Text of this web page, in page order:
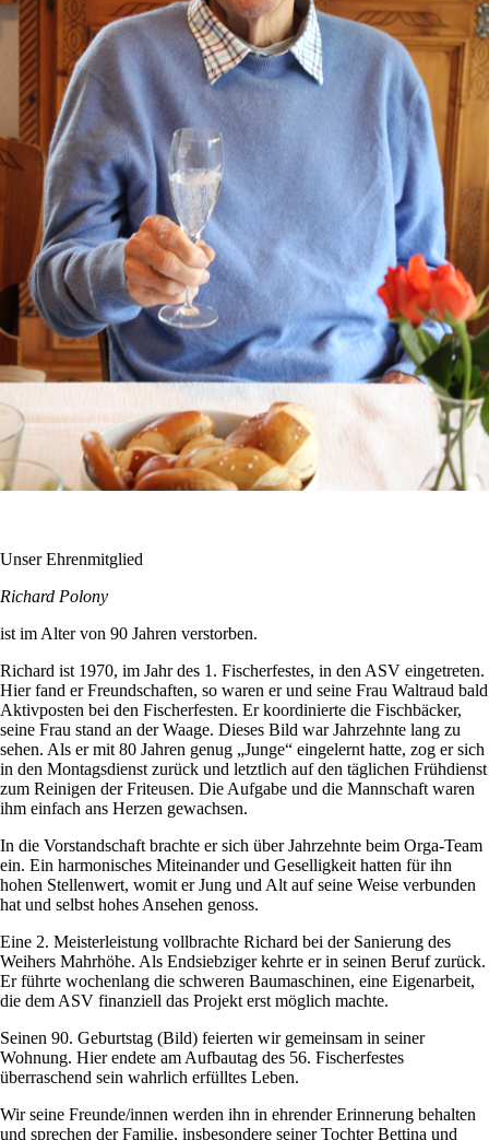
Unser Ehrenmitglied
Richard Polony
ist im Alter von 90 Jahren verstorben.
Richard ist 1970, im Jahr des 1. Fischerfestes, in den ASV eingetreten.
Hier fand er Freundschaften, so waren er und seine Frau Waltraud bald
Aktivposten bei den Fischerfesten. Er koordinierte die Fischbäcker,
seine Frau stand an der Waage. Dieses Bild war Jahrzehnte lang zu
sehen. Als er mit 80 Jahren genug „Junge“ eingelernt hatte, zog er sich
in den Montagsdienst zurück und letztlich auf den täglichen Frühdienst
zum Reinigen der Friteusen. Die Aufgabe und die Mannschaft waren
ihm einfach ans Herzen gewachsen.
In die Vorstandschaft brachte er sich über Jahrzehnte beim Orga-Team
ein. Ein harmonisches Miteinander und Geselligkeit hatten für ihn
hohen Stellenwert, womit er Jung und Alt auf seine Weise verbunden
hat und selbst hohes Ansehen genoss.
Eine 2. Meisterleistung vollbrachte Richard bei der Sanierung des
Weihers Mahrhöhe. Als Endsiebziger kehrte er in seinen Beruf zurück.
Er führte wochenlang die schweren Baumaschinen, eine Eigenarbeit,
die dem ASV finanziell das Projekt erst möglich machte.
Seinen 90. Geburtstag (Bild) feierten wir gemeinsam in seiner
Wohnung. Hier endete am Aufbautag des 56. Fischerfestes
überraschend sein wahrlich erfülltes Leben.
Wir seine Freunde/innen werden ihn in ehrender Erinnerung behalten
und sprechen der Familie, insbesondere seiner Tochter Bettina und